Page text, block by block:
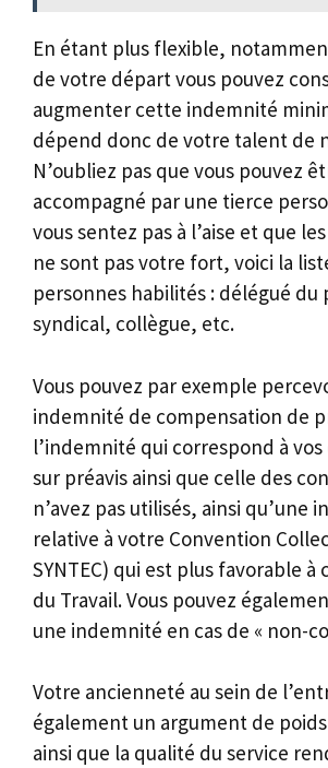
En étant plus flexible,
de votre départ vous pouvez
augmenter cette indemnité
dépend donc de votre talent de
N’oubliez pas que vous pouvez
accompagné par une tierce
vous sentez pas à l’aise et que
ne sont pas votre fort, voici la
personnes habilités : délégué du
syndical, collègue, etc.
Vous pouvez par exemple
indemnité de compensation de
l’indemnité qui correspond à vos
sur préavis ainsi que celle des
n’avez pas utilisés, ainsi qu’une
relative à votre Convention
SYNTEC) qui est plus favorable à
du Travail. Vous pouvez
une indemnité en cas de « non-
Votre ancienneté au sein de
également un argument de
ainsi que la qualité du service